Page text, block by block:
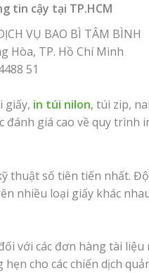
tin cậy tại TP.HCM
VỤ BAO BÌ TÂM BÌNH
Hòa, TP. Hồ Chí Minh
51
giấy, in túi nilon, túi zip,
giá cao về quy
thuật số tiên tiến nhất.
nhiều loại giấy khác
với các đơn hàng tài
cho các chiến dịch